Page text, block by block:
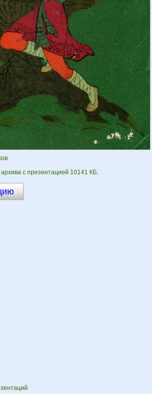
с презентацией 10141 КБ.